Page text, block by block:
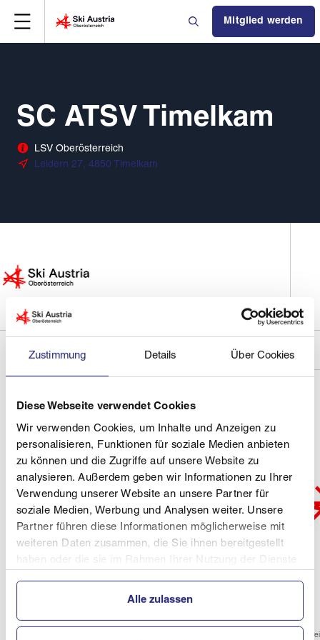
Zustimmung Details Über Cookies
Diese Webseite verwendet Cookies
Wir verwenden Cookies, um Inhalte und Anzeigen zu
personalisieren, Funktionen für soziale Medien anbieten
zu können und die Zugriffe auf unsere Website zu
analysieren. Außerdem geben wir Informationen zu Ihrer
Verwendung unserer Website an unsere Partner für
soziale Medien, Werbung und Analysen weiter. Unsere
Partner führen diese Informationen möglicherweise mit
weiteren Daten zusammen, die Sie ihnen bereitgestellt
Alle zulassen
Mitglied werden
SC ATSV Timelkam
LSV Oberösterreich
Leidern 27, 4850 Timelkam